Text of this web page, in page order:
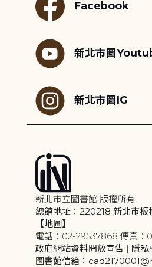
Facebook
新北市圖
新北市圖IG
新北市立圖書館 版權所有
總館地址：220218 新北市板
【地圖】
電話：02-29537868 傳真：
政府網站資料開放宣告 | 隱私
圖書館信箱：